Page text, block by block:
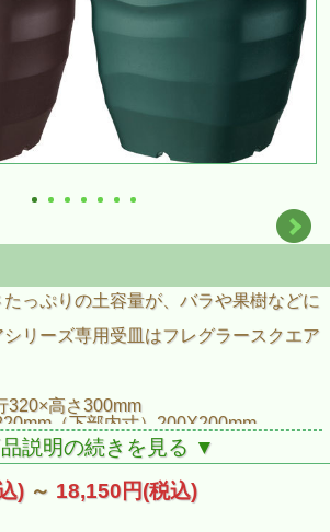
たっぷりの土容量が、バラや果樹などに
リーズ専用受皿はフレグラースクエア
320×高さ300mm
（下部内寸）200X200mm
説明の続きを見る ▼
) ～ 18,150円(税込)